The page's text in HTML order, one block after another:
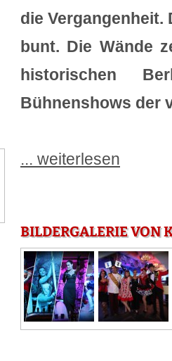
die Vergangenheit.
bunt. Die Wände
historischen
Bühnenshows der
... weiterlesen
BILDERGALERIE VON